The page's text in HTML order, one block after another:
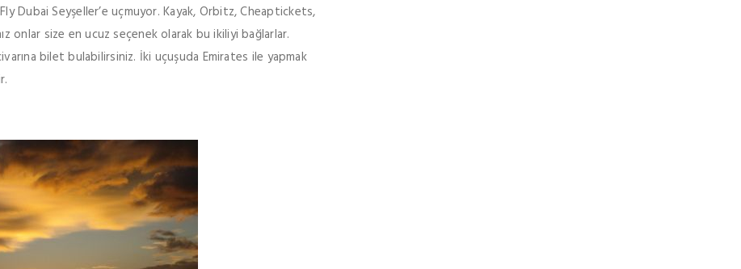
Dubai Seyşeller’e uçmuyor. Kayak, Orbitz, Cheaptickets,
onlar size en ucuz seçenek olarak bu ikiliyi bağlarlar.
bilet bulabilirsiniz. İki uçuşuda Emirates ile yapmak